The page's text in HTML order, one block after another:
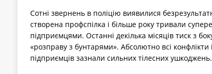
Сотні звернень в поліцію виявилися
створена профспілка і більше року тривали
підприємцями. Останні декілька місяців тиск з
«розправу з бунтарями». Абсолютно всі
підприємців зазнали сильних тілесних ушкоджень.